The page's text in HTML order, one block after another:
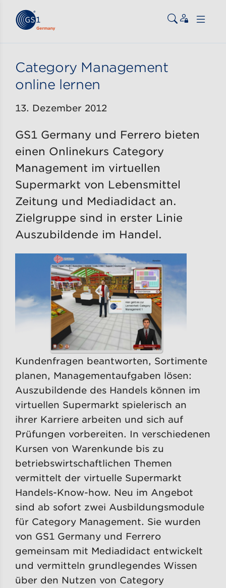
Zum Inhalt gehen
Category Management
online lernen
13. Dezember 2012
GS1 Germany und Ferrero bieten
einen Onlinekurs Category
Management im virtuellen
Supermarkt von Lebensmittel
Zeitung und Mediadidact an.
Zielgruppe sind in erster Linie
Auszubildende im Handel.
Kundenfragen beantworten, Sortimente
planen, Managementaufgaben lösen:
Auszubildende des Handels können im
virtuellen Supermarkt spielerisch an
ihrer Karriere arbeiten und sich auf
Prüfungen vorbereiten. In verschiedenen
Kursen von Warenkunde bis zu
betriebswirtschaftlichen Themen
vermittelt der virtuelle Supermarkt
Handels-Know-how. Neu im Angebot
sind ab sofort zwei Ausbildungsmodule
für Category Management. Sie wurden
von GS1 Germany und Ferrero
gemeinsam mit Mediadidact entwickelt
und vermitteln grundlegendes Wissen
über den Nutzen von Category